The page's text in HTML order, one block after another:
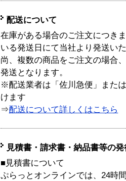
配送について
在庫がある場合のご注文につき
いる発送日にて当社より発送い
尚、複数の商品をご注文の場合
発送となります。
※配送業者は「佐川急便」また
けます
⇒配送について詳しくはこちら
見積書・請求書・納品書等の
■見積書について
ぷらっとオンラインでは、24時